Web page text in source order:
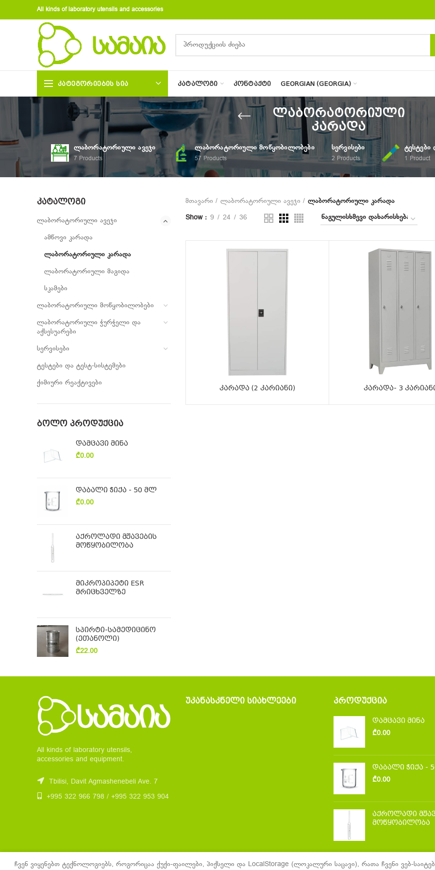
All kinds of laboratory utensils and accessories
ᲙᲐᲢᲔᲒᲝᲠᲘᲔᲑᲘᲡ ᲡᲘᲐ ᲙᲐᲢᲐᲚᲝᲒᲘ ᲙᲝᲜᲢᲐᲥᲢᲘ GEORGIAN (GEORGIA)
ლაბორატორიული
კარადა
ᲚᲐᲑᲝᲠᲐᲢᲝᲠᲘᲣᲚᲘ ᲐᲕᲔᲯᲘ
7 Products
ᲚᲐᲑᲝᲠᲐᲢᲝᲠᲘᲣᲚᲘ ᲛᲝᲬᲧᲝᲑᲘᲚᲝᲑᲔᲑᲘ
57 Products
ᲡᲔᲠᲕᲘᲡᲔᲑᲘ
2 Products
ᲢᲔᲡᲢᲔᲑᲘ
1 Product
ᲙᲐᲢᲐᲚᲝᲒᲘ
ლაბორატორიული ავეჯი
ამწოვი კარადა
ლაბორატორიული კარადა
ლაბორატორიული მაგიდა
სკამები
ლაბორატორიული მოწყობილობები
ლაბორატორიული ჭურჭელი და
აქსესუარები
სერვისები
ტესტები და ტესტ-სისტემები
ქიმიური რეაქტივები
ᲑᲝᲚᲝ ᲞᲠᲝᲓᲣᲥᲪᲘᲐ
დამცავი მინა
₾0.00
დაბალი ჭიქა - 50 მლ
₾0.00
აქროლადი მჟავების
მოწყობილობა
მიკროპიპეტი ESR
მრიცხველზე
სპირტი-სამედიცინო
(ეთანოლი)
₾22.00
მთავარი ლაბორატორიული ავეჯი
ლაბორატორიული კარადა
Show
9 24 36
კარადა (2 კარიანი) კარადა- 3
All kinds of laboratory utensils,
accessories and equipment.
Tbilisi, Davit Agmashenebeli Ave. 7
+995 322 966 798 / +995 322 953 904
ᲣᲙᲐᲜᲐᲡᲙᲜᲔᲚᲘ ᲡᲘᲐᲮᲚᲔᲔᲑᲘ ᲞᲠᲝᲓᲣᲥᲪᲘᲐ
დამცავი მინა
₾0.00
დაბალი ჭიქა -
₾0.00
აქროლადი
მოწყობილობა
ჩვენ ვიყენებთ ტექნოლოგიებს, როგორიცაა ქუქი-ფაილები, პიქსელი და LocalStorage (ლოკალური საცავი), რათა ჩვენი ვებ-